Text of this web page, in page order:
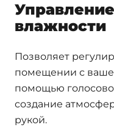
влажности
Позволяет
помещении с
помощью
создание
рукой.